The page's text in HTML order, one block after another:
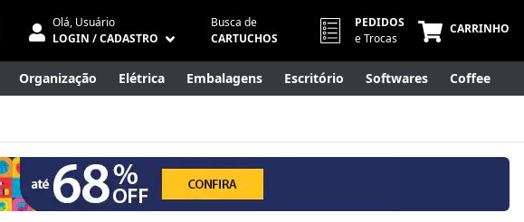
Olá, Usuário
LOGIN / CADASTRO
Busca de
CARTUCHOS
PEDIDOS
e Trocas
CARRINHO
Organização Elétrica Embalagens Escritório Softwares Coffee